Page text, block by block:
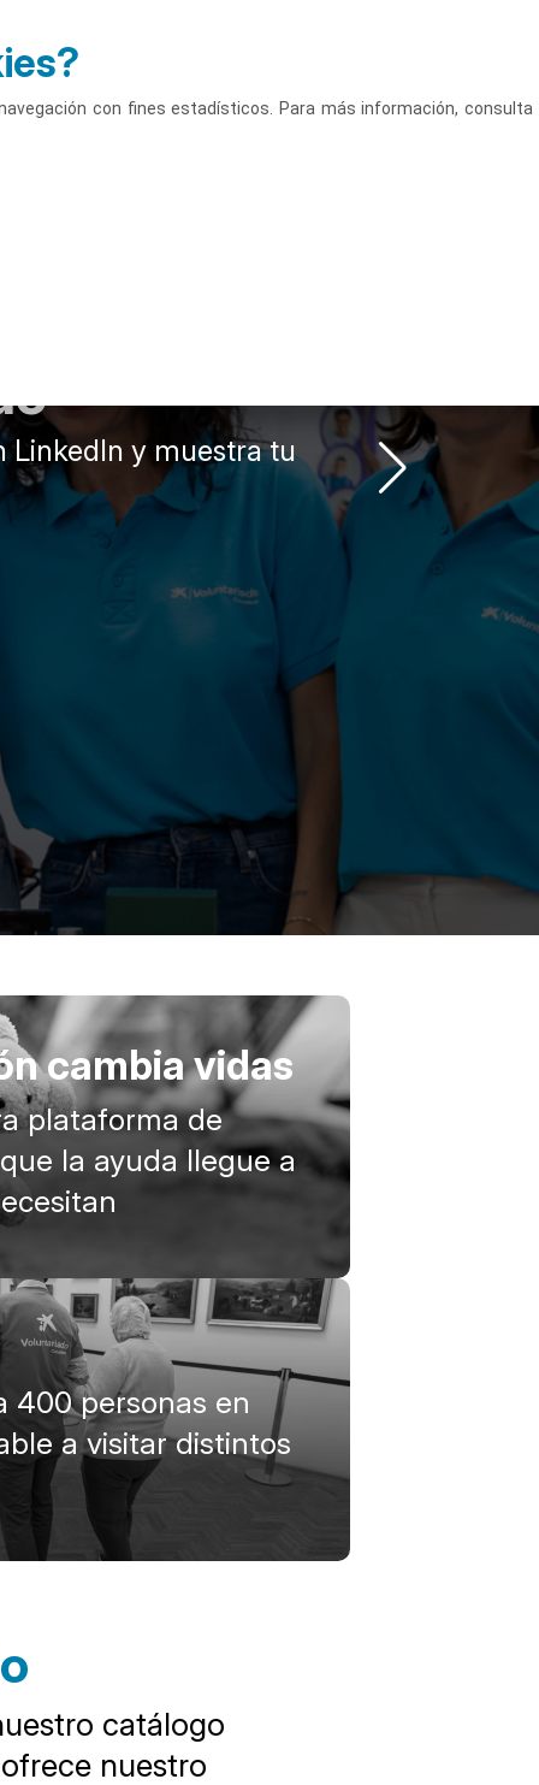
con fines estadísticos. Para más información, consulta
LinkedIn y muestra tu
cambia vidas
plataforma de
la ayuda llegue a
400 personas en
a visitar distintos
catálogo
nuestro